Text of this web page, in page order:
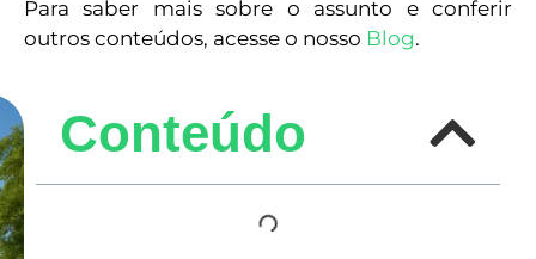
Para saber mais sobre o assunto e conferir
outros conteúdos, acesse o nosso Blog.
Conteúdo